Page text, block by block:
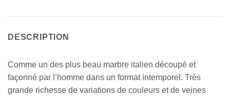
DESCRIPTION
Comme un des plus beau marbre italien découpé et
façonné par l’homme dans un format intemporel. Très
grande richesse de variations de couleurs et de veines